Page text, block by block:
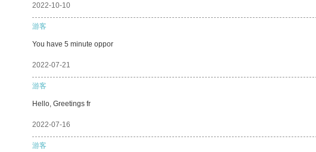
2022-10-10
游客
You have 5 minute oppor
2022-07-21
游客
Hello, Greetings fr
2022-07-16
游客